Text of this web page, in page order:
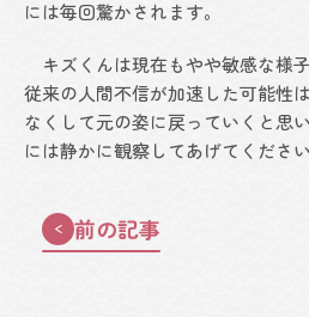
には毎回驚かされます。
キズくんは現在もやや敏感な様
従来の人間不信が加速した可能性
なくして元の姿に戻っていくと思
には静かに観察してあげてください
前の記事